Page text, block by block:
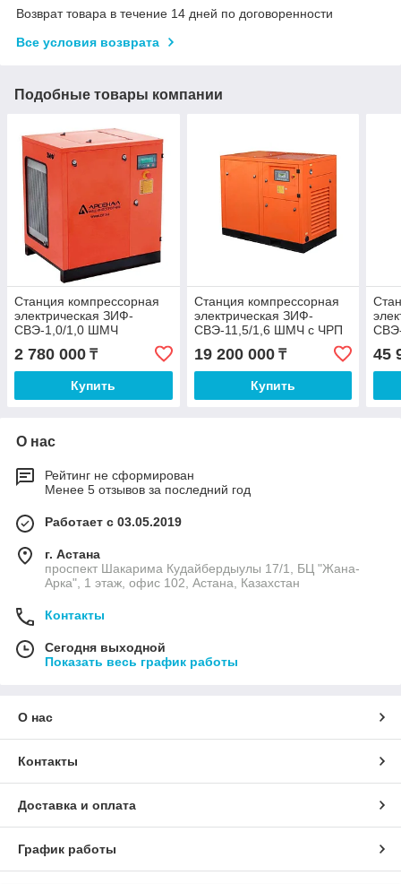
Возврат товара в течение 14 дней по договоренности
Все условия возврата
Подобные товары компании
Станция компрессорная
электрическая ЗИФ-
СВЭ-1,0/1,0 ШМЧ
ременная с ЧРП
2 780 000 ₸
Купить
Станция компрессорная
электрическая ЗИФ-
СВЭ-11,5/1,6 ШМЧ с ЧРП
19 200 000₸
Купить
45
О нас
Рейтинг не сформирован
Менее 5 отзывов за последний год
Работает с 03.05.2019
г. Астана
проспект Шакарима Кудайбердыулы 17/1, БЦ "Жана-
Арка", 1 этаж, офис 102, Астана, Казахстан
Контакты
Сегодня выходной
Показать весь график работы
О нас
Контакты
Доставка и оплата
График работы